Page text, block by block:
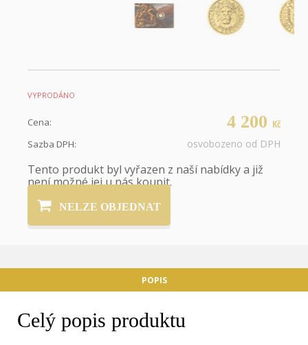
VYPRODÁNO
Cena: 4 200 Kč
Sazba DPH: osvobozeno od DPH
Tento produkt byl vyřazen z naší nabídky a již
není možné jej u nás koupit.
NELZE OBJEDNAT
POPIS
Celý popis produktu